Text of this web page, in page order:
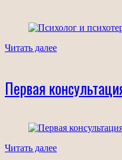
Читать далее
Первая
Читать далее